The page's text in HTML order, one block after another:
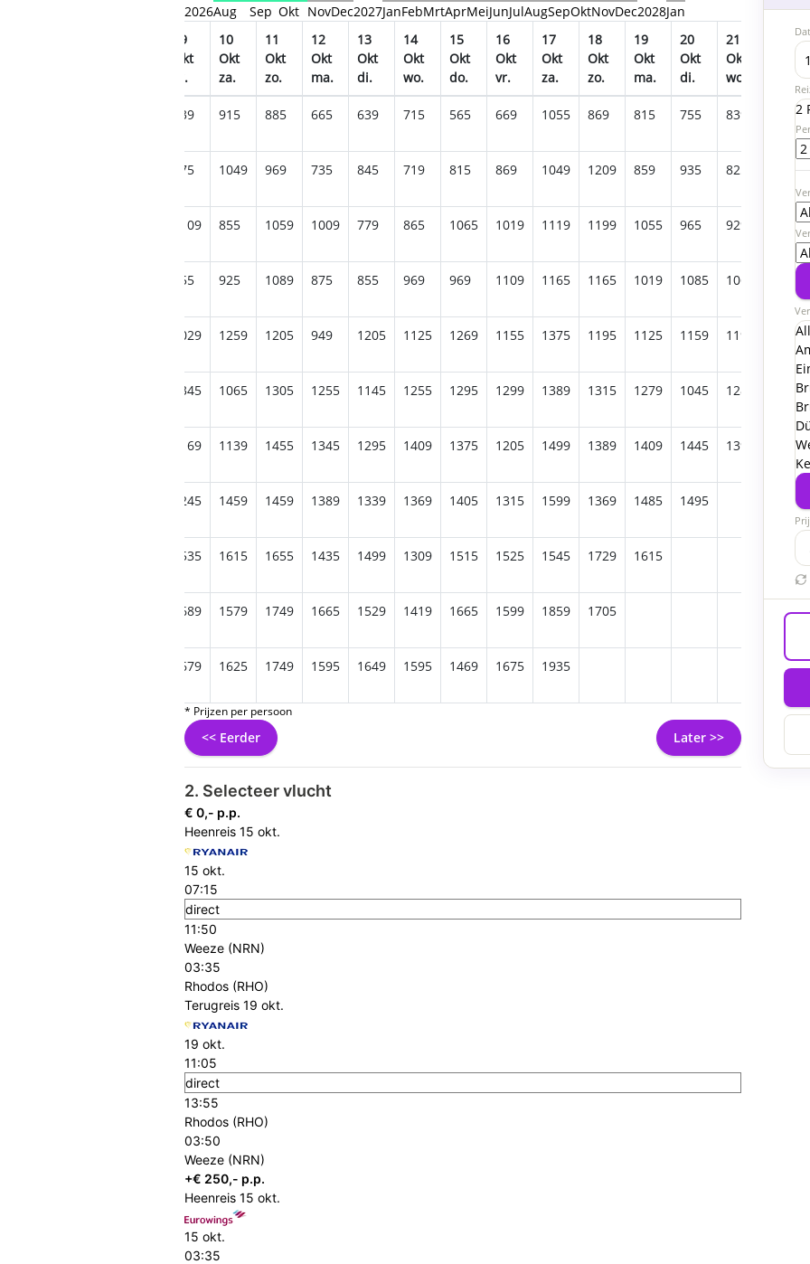
2
2026Aug
Sep Okt NovDec2027JanFebMrtAprMeiJunJulAugSepOktNovDec2028Jan
09
Okt
vr.
10
Okt
za.
11
Okt
zo.
12
Okt
ma.
13
Okt
di.
14
Okt
wo.
15
Okt
do.
16
Okt
vr.
17
Okt
za.
18
Okt
zo.
19
Okt
ma.
20
Okt
di.
21
Okt
wo.
639 915 885 665 639 715 565 669 1055 869 815 755 839
975 1049 969 735 845 719 815 869 1049 1209 859 935 825 1015
1109 855 1059 1009 779 865 1065 1019 1119 1199 1055 965 929 1125
955 925 1089 875 855 969 969 1109 1165 1165 1019 1085 1065
1029 1259 1205 949 1205 1125 1269 1155 1375 1195 1125 1159 1195 1375
1345 1065 1305 1255 1145 1255 1295 1299 1389 1315 1279 1045 1289 1459
1169 1139 1455 1345 1295 1409 1375 1205 1499 1389 1409 1445 1399
1245 1459 1459 1389 1339 1369 1405 1315 1599 1369 1485 1495
1535 1615 1655 1435 1499 1309 1515 1525 1545 1729 1615
1689 1579 1749 1665 1529 1419 1665 1599 1859 1705
1679 1625 1749 1595 1649 1595 1469 1675 1935
* Prijzen per persoon
<< Eerder Later >>
2. Selecteer vlucht
€ 0,- p.p.
Heenreis 15 okt.
15 okt.
07:15
direct
11:50
Weeze (NRN)
03:35
Rhodos (RHO)
Terugreis 19 okt.
19 okt.
11:05
direct
13:55
Rhodos (RHO)
03:50
Weeze (NRN)
+€ 250,- p.p.
Heenreis 15 okt.
15 okt.
03:35